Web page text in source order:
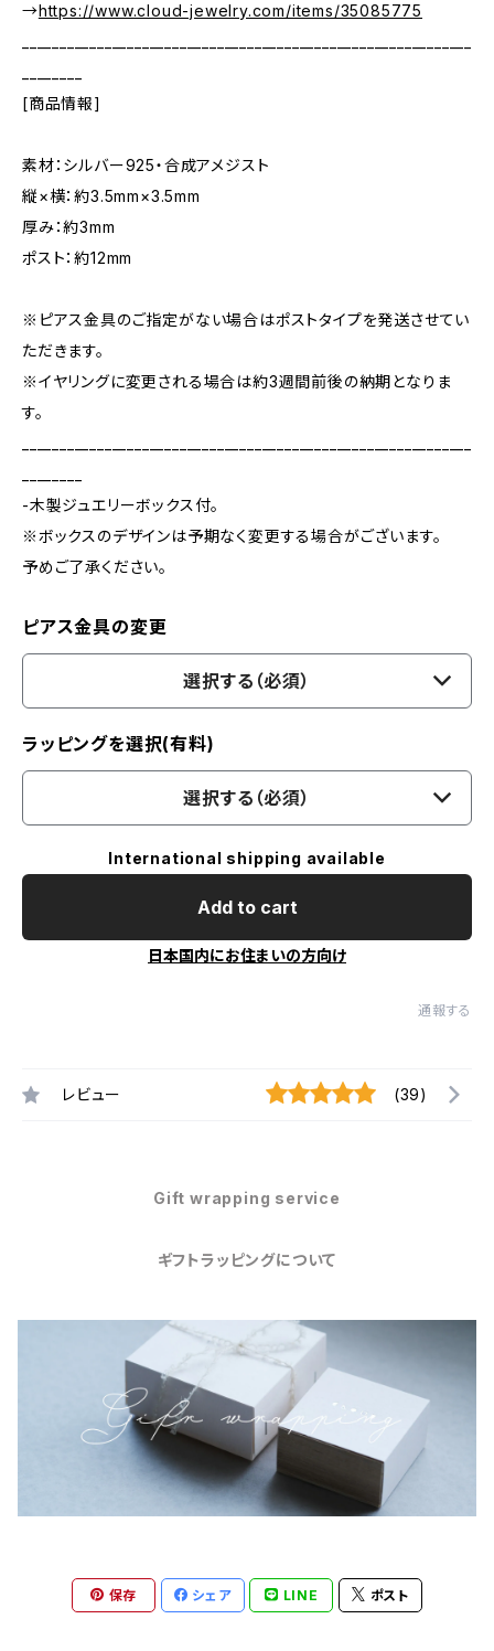
→https://www.cloud-jewelry.com/items/35085775
[商品情報]
素材：シルバー925・合成アメジスト
縦×横：約3.5mm×3.5mm
厚み：約3mm
ポスト：約12mm
※ピアス金具のご指定がない場合はポストタイプを発送させてい
ただきます。
※イヤリングに変更される場合は約3週間前後の納期となりま
す。
-木製ジュエリーボックス付。
※ボックスのデザインは予期なく変更する場合がございます。
予めご了承ください。
ピアス金具の変更
選択する（必須）
ラッピングを選択(有料)
選択する（必須）
International shipping available
Add to cart
日本国内にお住まいの方向け
通報する
レビュー (39)
Gift wrapping service
ギフトラッピングについて
保存 シェア LINE ポスト